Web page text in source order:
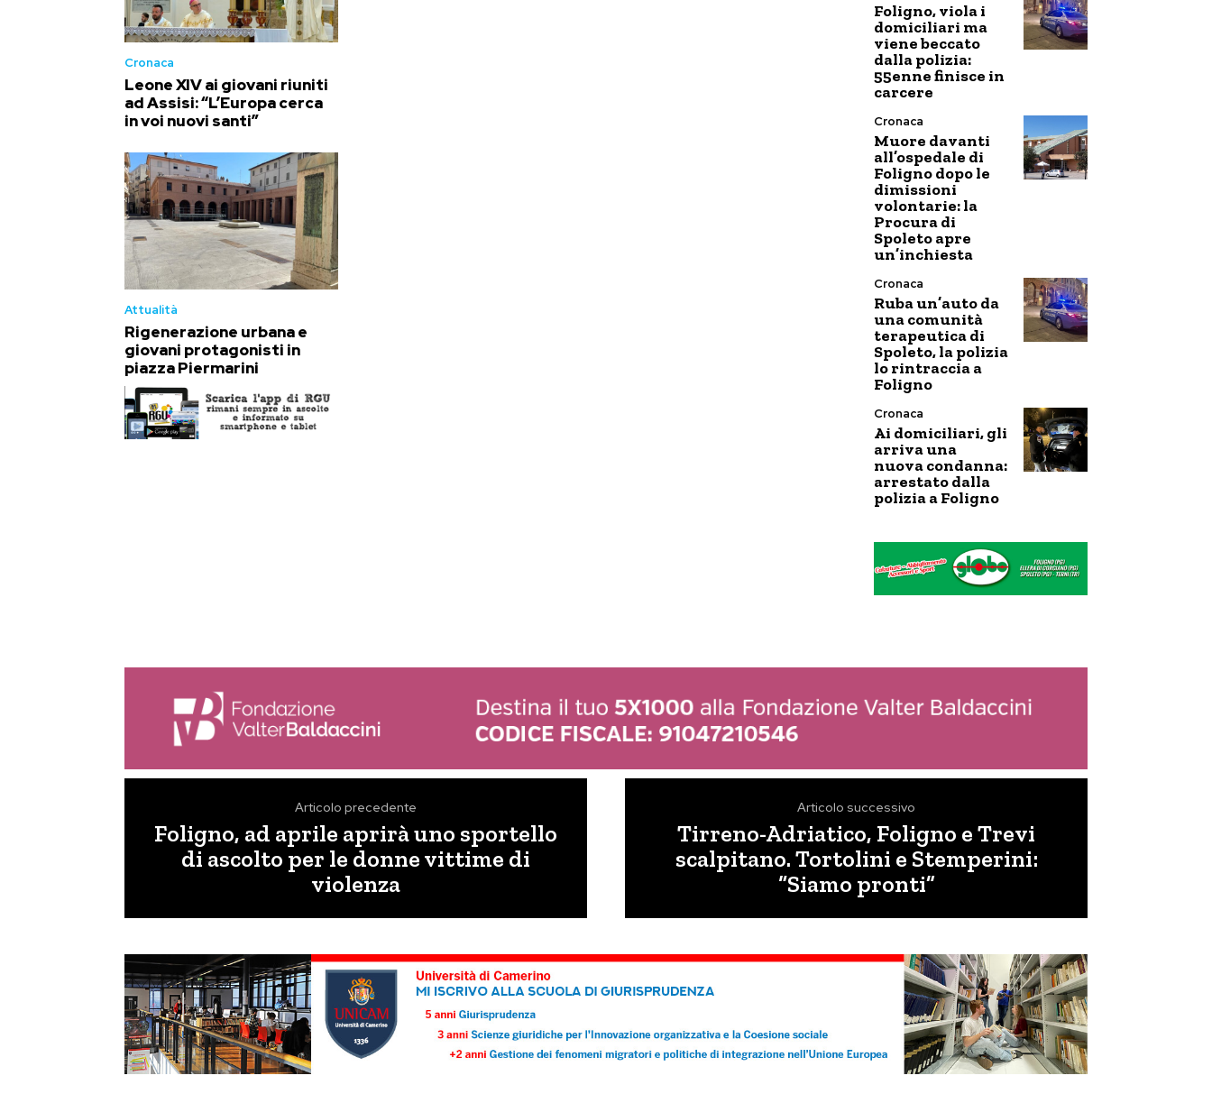
Cronaca
Leone XIV ai giovani riuniti
ad Assisi: “L’Europa cerca
in voi nuovi santi”
Attualità
Rigenerazione urbana e
giovani protagonisti in
piazza Piermarini
Foligno, viola i
domiciliari ma
viene beccato
dalla polizia:
55enne finisce in
carcere
Cronaca
Muore davanti
all’ospedale di
Foligno dopo le
dimissioni
volontarie: la
Procura di
Spoleto apre
un’inchiesta
Cronaca
Ruba un’auto da
una comunità
terapeutica di
Spoleto, la polizia
lo rintraccia a
Foligno
Cronaca
Ai domiciliari, gli
arriva una
nuova condanna:
arrestato dalla
polizia a Foligno
Articolo precedente
Foligno, ad aprile aprirà uno sportello
di ascolto per le donne vittime di
violenza
Articolo successivo
Tirreno-Adriatico, Foligno e Trevi
scalpitano. Tortolini e Stemperini:
“Siamo pronti”